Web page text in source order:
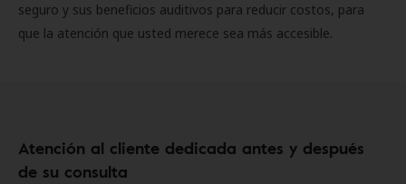
seguro y sus beneficios auditivos para reducir costos, para
que la atención que usted merece sea más accesible.
Atención al cliente dedicada antes y después
de su consulta